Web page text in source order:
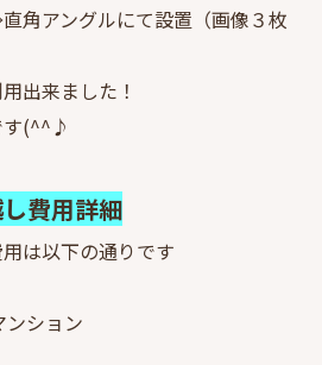
角アングルにて設置（画像３枚
出来ました！
す(^^♪
費用詳細
は以下の通りです
ション